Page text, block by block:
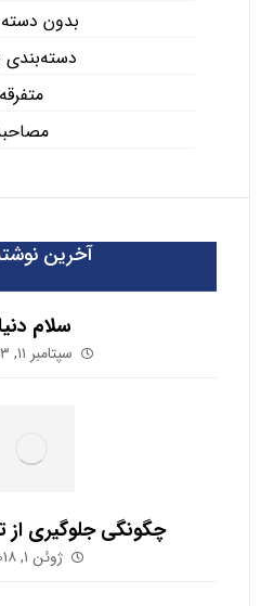
بدون
متفرقه
آخرین
سلام
سپتامبر ۱۱, ۲۰۲۳
چگونگی جلوگیری از
ژوئن ۱, ۲۰۱۸